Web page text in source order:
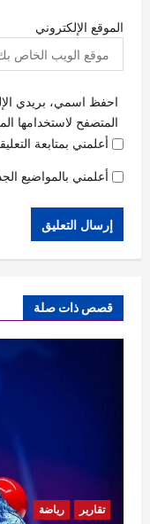
الموقع الإلكتروني
احفظ اسمي، بريدي
المتصفح لاستخدامها
أعلمني بمتابعة
أعلمني بالمواضيع
قصص ذات صلة
تقارير رياضة